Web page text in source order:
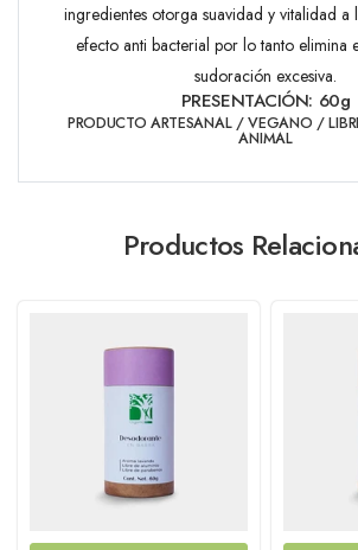
ingredientes otorga suavidad y vitalidad a
efecto anti bacterial por lo tanto elimina
sudoración excesiva.
PRESENTACIÓN: 60g
PRODUCTO ARTESANAL / VEGANO /
ANIMAL
Productos